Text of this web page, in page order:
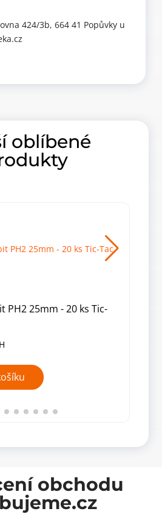
424/3b, 664 41 Popůvky u
oblíbené
PH2 25mm - 20 ks Tic-
obchodu